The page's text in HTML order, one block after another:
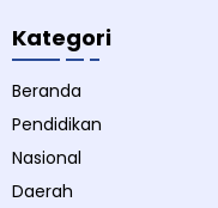
Kategori
Beranda
Pendidikan
Nasional
Daerah